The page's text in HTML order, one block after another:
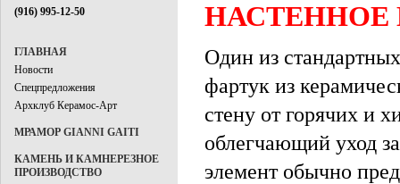
(916) 995-12-50
ГЛАВНАЯ
Новости
Спецпредложения
Архклуб Керамос-Арт
МРАМОР GIANNI GAITI
КАМЕНЬ И КАМНЕРЕЗНОЕ
ПРОИЗВОДСТВО
НАСТЕННОЕ
Один из
фартук из
стену от горячих и
облегчающий уход
элемент обычно